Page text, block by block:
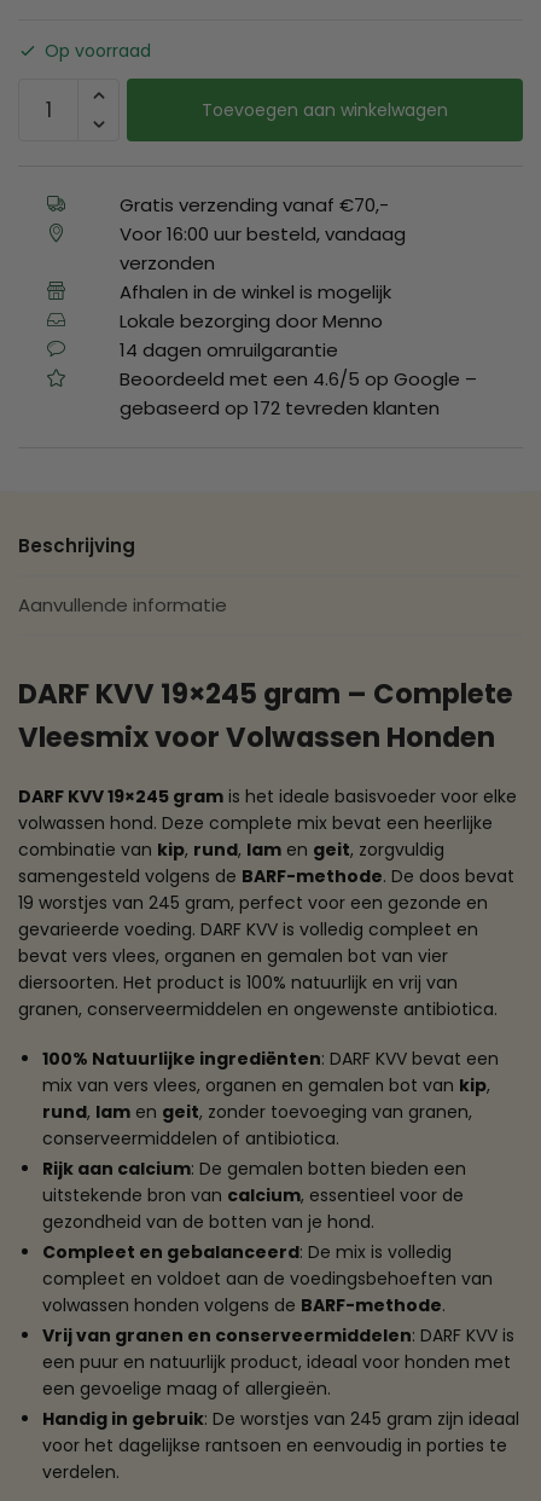
Op voorraad
Toevoegen aan winkelwagen
Gratis verzending vanaf €70,-
Voor 16:00 uur besteld, vandaag
verzonden
Afhalen in de winkel is mogelijk
Lokale bezorging door Menno
14 dagen omruilgarantie
Beoordeeld met een 4.6/5 op Google –
gebaseerd op 172 tevreden klanten
Beschrijving
Aanvullende informatie
DARF KVV 19×245 gram – Complete
Vleesmix voor Volwassen Honden
DARF KVV 19×245 gram is het ideale basisvoeder voor elke
volwassen hond. Deze complete mix bevat een heerlijke
combinatie van kip, rund, lam en geit, zorgvuldig
samengesteld volgens de BARF-methode. De doos bevat
19 worstjes van 245 gram, perfect voor een gezonde en
gevarieerde voeding. DARF KVV is volledig compleet en
bevat vers vlees, organen en gemalen bot van vier
diersoorten. Het product is 100% natuurlijk en vrij van
granen, conserveermiddelen en ongewenste antibiotica.
100% Natuurlijke ingrediënten: DARF KVV bevat een
mix van vers vlees, organen en gemalen bot van kip,
rund, lam en geit, zonder toevoeging van granen,
conserveermiddelen of antibiotica.
Rijk aan calcium: De gemalen botten bieden een
uitstekende bron van calcium, essentieel voor de
gezondheid van de botten van je hond.
Compleet en gebalanceerd: De mix is volledig
compleet en voldoet aan de voedingsbehoeften van
volwassen honden volgens de BARF-methode.
Vrij van granen en conserveermiddelen: DARF KVV is
een puur en natuurlijk product, ideaal voor honden met
een gevoelige maag of allergieën.
Handig in gebruik: De worstjes van 245 gram zijn ideaal
voor het dagelijkse rantsoen en eenvoudig in porties te
verdelen.